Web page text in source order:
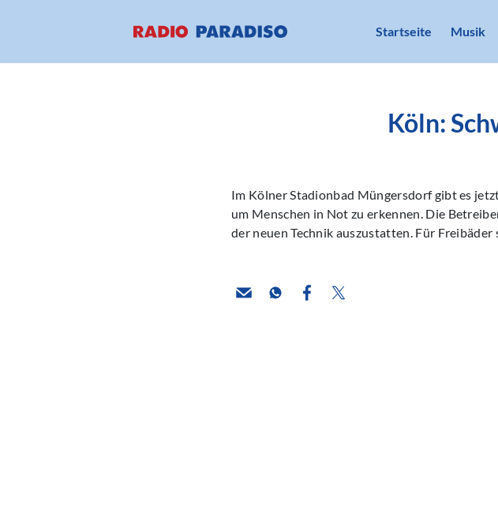
Startseite Musik
Köln:
Im Kölner Stadionbad Müngersdorf gibt es
um Menschen in Not zu erkennen. Die
der neuen Technik auszustatten. Für